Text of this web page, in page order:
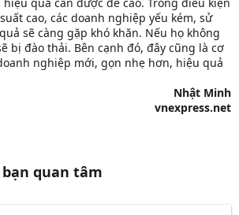
cao, các doanh nghiệp yếu kém, sử
sẽ càng gặp khó khăn. Nếu họ không
bị đào thải. Bên cạnh đó, đây cũng là cơ
nghiệp mới, gọn nhẹ hơn, hiệu quả
Nhật Minh
vnexpress.net
quan tâm